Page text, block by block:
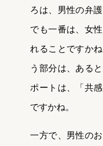
ろは、男性の弁
でも一番は、女
れることですか
う部分は、ある
ポートは、「共
ですかね。
一方で、男性の